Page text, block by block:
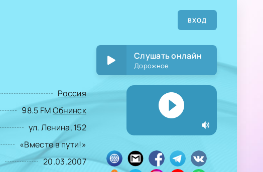
ВХОД
Россия
98.5 FMОбнинск
ул. Ленина, 152
«Вместе в пути!»
20.03.2007
Слушать онлайн
Дорожное